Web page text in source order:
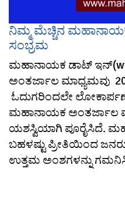
ನಿಮ್ಮ ಮೆಚ್ಚಿನ
ಸಂಭ್ರಮ
ಮಹಾನಾಯಕ ಡಾಟ್
ಅಂತರ್ಜಾಲ ಮಾಧ್ಯಮವು
ಓದುಗರಿಂದಲೇ
ಮಹಾನಾಯಕ ಅಂತರ್ಜಾಲ
ಯಶಸ್ವಿಯಾಗಿ ಪೂರೈಸಿದೆ.
ಬಹಳಷ್ಟು ಪ್ರೀತಿಯಿಂದ
ಉತ್ತಮ ಅಂಶಗಳನ್ನು